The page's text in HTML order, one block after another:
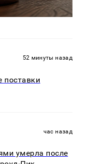
52 минуты назад
поставки
час назад
умерла после